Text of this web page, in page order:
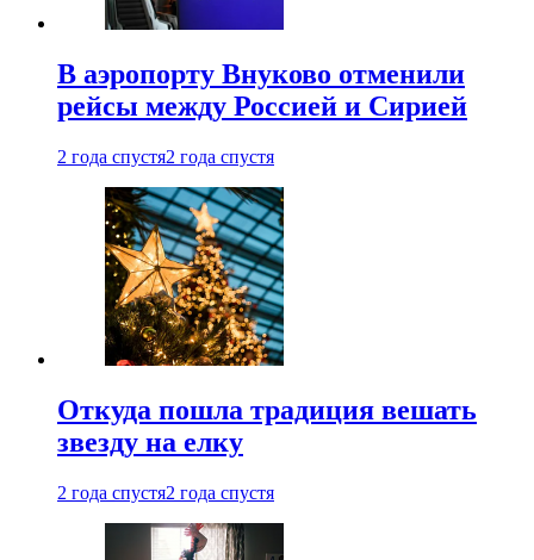
В аэропорту Внуково отменили
рейсы между Россией и Сирией
2 года спустя2 года спустя
Откуда пошла традиция вешать
звезду на елку
2 года спустя2 года спустя